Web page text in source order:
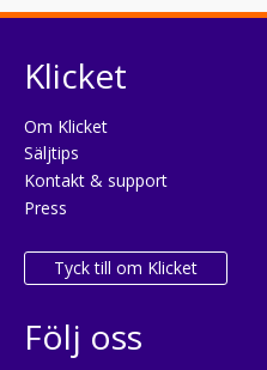
Klicket
Om Klicket
Säljtips
Kontakt & support
Press
Tyck till om Klicket
Följ oss